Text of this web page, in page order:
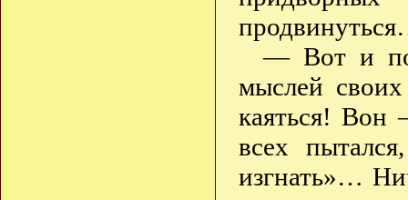
— Вот и
мыслей своих
каяться! Вон
всех
изгнать»…